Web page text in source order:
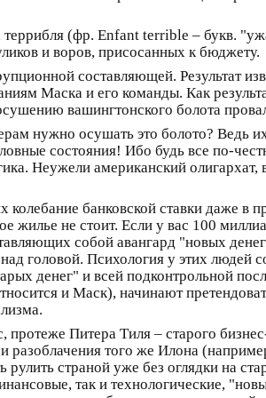
(фр. Enfant terrible – букв.
и воров, присосанных к бюджету.
составляющей. Результат
Маска и его команды. Как
вашингтонского болота
нужно осушать это болото? Ведь
состояния! Ибо будь все по-
Неужели американский олигархат,
банковской ставки даже в
жилье не стоит. Если у вас 100
собой авангард "новых
головой. Психология у этих людей
денег" и всей подконтрольной
и Маск), начинают
Питера Тиля – старого
разоблачения того же Илона
страной уже без оглядки на
так и технологические,